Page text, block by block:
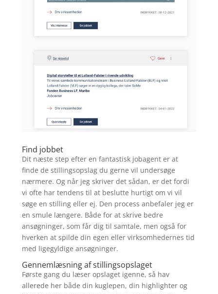
Find jobbet
Dit næste step efter en fantastisk jobagent er at
finde de stillingsopslag du gerne vil undersøge
nærmere. Og når jeg skriver det sådan, er det fordi
vi ofte har tendens til at beslutte hurtigt om vi vil
søge en stilling eller ej. Den process anbefaler jeg er
en smule længere. Både for at skrive bedre
ansøgninger, som får dig til samtale, men også for
hverken at spilde din egen eller virksomhedernes tid
med ligegyldige ansøgninger.
Gennemlæsning af stillingsopslaget
Første gang du læser opslaget igenne, så hav
allerede her både din kuglepen, din highlighter og